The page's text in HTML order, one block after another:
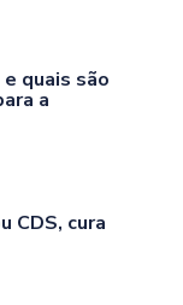
quais são
a
CDS, cura